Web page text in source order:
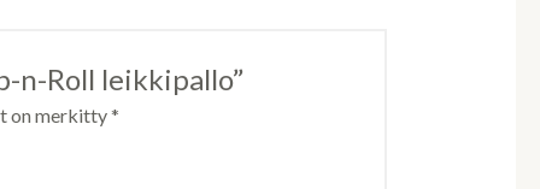
n-Roll leikkipallo”
on merkitty*